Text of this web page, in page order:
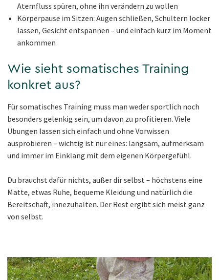
Atemfluss spüren, ohne ihn verändern zu wollen
Körperpause im Sitzen: Augen schließen, Schultern locker
lassen, Gesicht entspannen – und einfach kurz im Moment
ankommen
Wie sieht somatisches Training
konkret aus?
Für somatisches Training muss man weder sportlich noch
besonders gelenkig sein, um davon zu profitieren. Viele
Übungen lassen sich einfach und ohne Vorwissen
ausprobieren – wichtig ist nur eines: langsam, aufmerksam
und immer im Einklang mit dem eigenen Körpergefühl.
Du brauchst dafür nichts, außer dir selbst – höchstens eine
Matte, etwas Ruhe, bequeme Kleidung und natürlich die
Bereitschaft, innezuhalten. Der Rest ergibt sich meist ganz
von selbst.